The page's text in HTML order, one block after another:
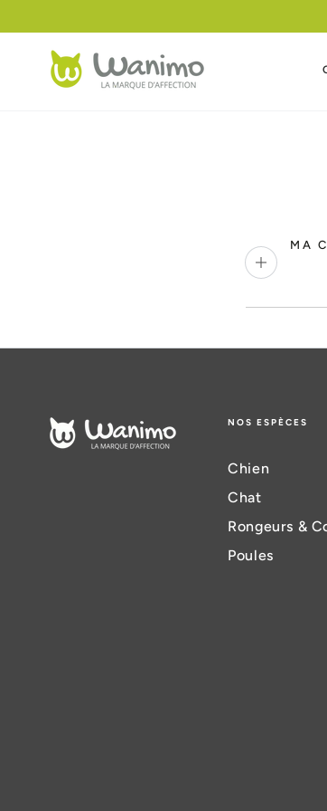
MA
NOS ESPÈCES
Chien
Chat
Rongeurs &
Poules